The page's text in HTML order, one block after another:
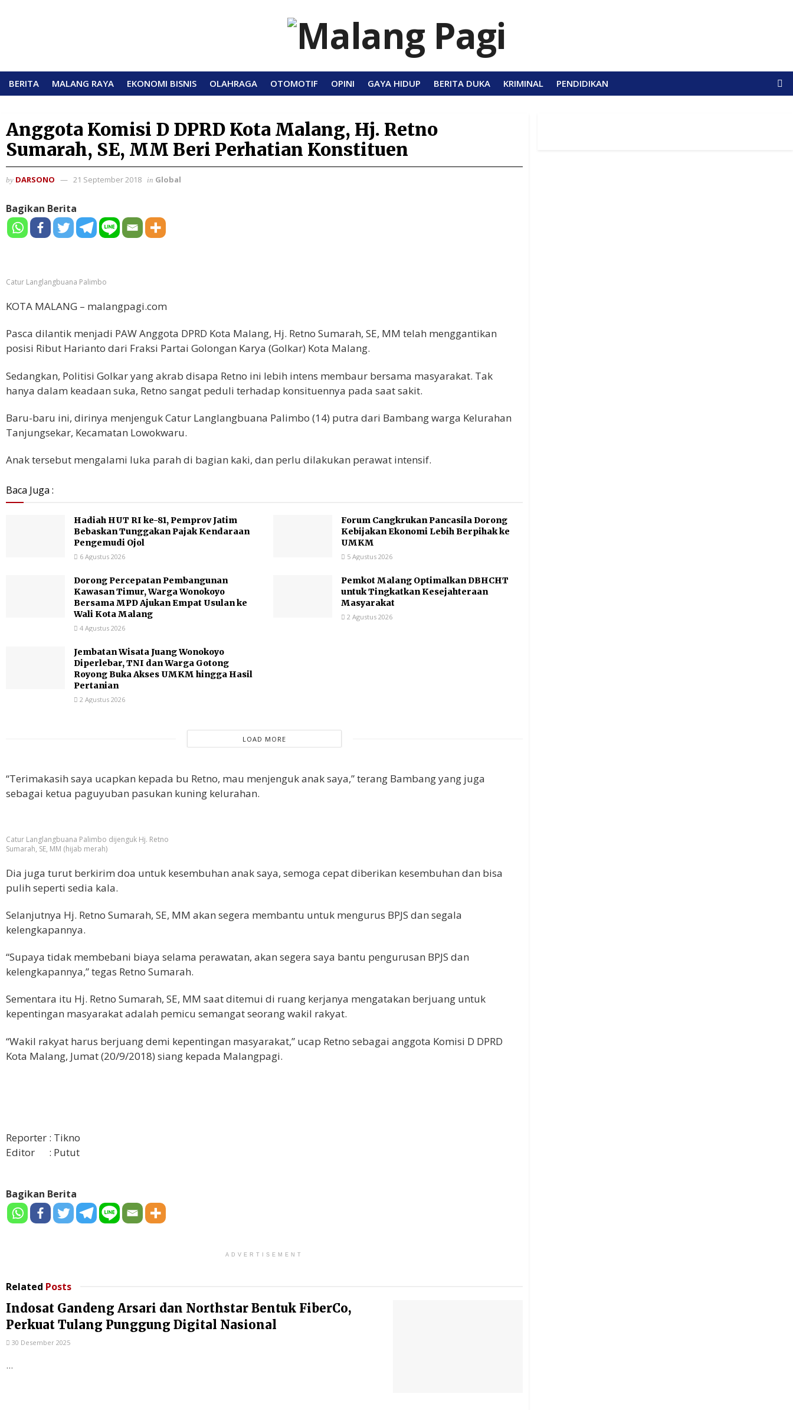
BERITA MALANG RAYA EKONOMI BISNIS OLAHRAGA OTOMOTIF OPINI GAYA HIDUP BERITA DUKA KRIMINAL PENDIDIKAN
Anggota Komisi D DPRD Kota Malang, Hj. Retno
Sumarah, SE, MM Beri Perhatian Konstituen
by DARSONO 21 September 2018 in Global
Bagikan Berita
Catur Langlangbuana Palimbo
KOTA MALANG – malangpagi.com
Pasca dilantik menjadi PAW Anggota DPRD Kota Malang, Hj. Retno Sumarah, SE, MM telah menggantikan
posisi Ribut Harianto dari Fraksi Partai Golongan Karya (Golkar) Kota Malang.
Sedangkan, Politisi Golkar yang akrab disapa Retno ini lebih intens membaur bersama masyarakat. Tak
hanya dalam keadaan suka, Retno sangat peduli terhadap konsituennya pada saat sakit.
Baru-baru ini, dirinya menjenguk Catur Langlangbuana Palimbo (14) putra dari Bambang warga Kelurahan
Tanjungsekar, Kecamatan Lowokwaru.
Anak tersebut mengalami luka parah di bagian kaki, dan perlu dilakukan perawat intensif.
Baca Juga :
Hadiah HUT RI ke-81, Pemprov Jatim
Bebaskan Tunggakan Pajak Kendaraan
Pengemudi Ojol
6 Agustus 2026
Forum Cangkrukan Pancasila Dorong
Kebijakan Ekonomi Lebih Berpihak ke
UMKM
5 Agustus 2026
Dorong Percepatan Pembangunan
Kawasan Timur, Warga Wonokoyo
Bersama MPD Ajukan Empat Usulan ke
Wali Kota Malang
4 Agustus 2026
Pemkot Malang Optimalkan DBHCHT
untuk Tingkatkan Kesejahteraan
Masyarakat
2 Agustus 2026
Jembatan Wisata Juang Wonokoyo
Diperlebar, TNI dan Warga Gotong
Royong Buka Akses UMKM hingga Hasil
Pertanian
2 Agustus 2026
LOAD MORE
“Terimakasih saya ucapkan kepada bu Retno, mau menjenguk anak saya,” terang Bambang yang juga
sebagai ketua paguyuban pasukan kuning kelurahan.
Catur Langlangbuana Palimbo dijenguk Hj. Retno
Sumarah, SE, MM (hijab merah)
Dia juga turut berkirim doa untuk kesembuhan anak saya, semoga cepat diberikan kesembuhan dan bisa
pulih seperti sedia kala.
Selanjutnya Hj. Retno Sumarah, SE, MM akan segera membantu untuk mengurus BPJS dan segala
kelengkapannya.
“Supaya tidak membebani biaya selama perawatan, akan segera saya bantu pengurusan BPJS dan
kelengkapannya,” tegas Retno Sumarah.
Sementara itu Hj. Retno Sumarah, SE, MM saat ditemui di ruang kerjanya mengatakan berjuang untuk
kepentingan masyarakat adalah pemicu semangat seorang wakil rakyat.
“Wakil rakyat harus berjuang demi kepentingan masyarakat,” ucap Retno sebagai anggota Komisi D DPRD
Kota Malang, Jumat (20/9/2018) siang kepada Malangpagi.
Reporter : Tikno
Editor : Putut
Bagikan Berita
ADVERTISEMENT
Related Posts
Indosat Gandeng Arsari dan Northstar Bentuk FiberCo,
Perkuat Tulang Punggung Digital Nasional
30 Desember 2025
...